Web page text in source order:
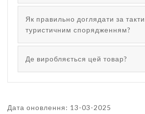
Як правильно доглядати за
туристичним спорядженням?
Де виробляється цей товар?
Дата оновлення: 13-03-2025